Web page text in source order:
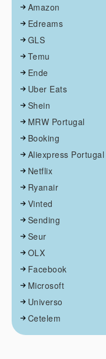
Amazon
Edreams
GLS
Temu
Ende
Uber Eats
Shein
MRW Portugal
Booking
Aliexpress Portugal
Netflix
Ryanair
Vinted
Sending
Seur
OLX
Facebook
Microsoft
Universo
Cetelem